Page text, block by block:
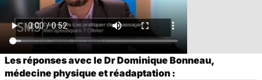
Les réponses avec le Dr Dominique Bonneau,
médecine physique et réadaptation :